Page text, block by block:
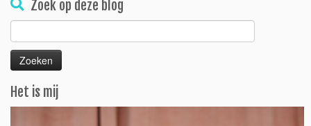
Zoek op deze blog
Zoeken
naar:
Het is mij